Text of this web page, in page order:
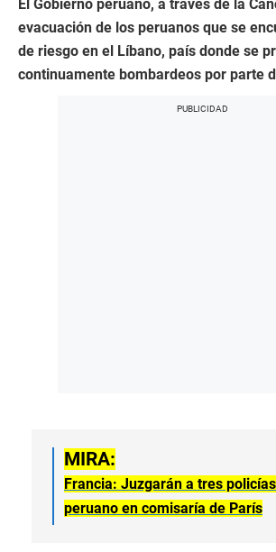
El Gobierno peruano, a través de la
evacuación de los peruanos que se
de riesgo en el Líbano, país donde se
continuamente bombardeos por parte
MIRA:
Francia: Juzgarán a tres
peruano en comisaría de París